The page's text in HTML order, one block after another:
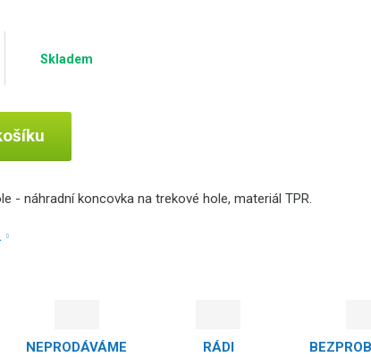
Skladem
- náhradní koncovka na trekové hole, materiál TPR.
NEPRODÁVÁME
RÁDI